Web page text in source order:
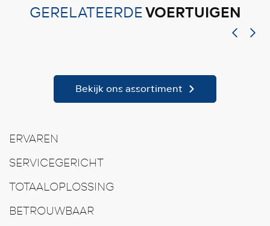
GERELATEERDEVOERTUIGEN
Bekijk ons assortiment
ERVAREN
SERVICEGERICHT
TOTAALOPLOSSING
BETROUWBAAR